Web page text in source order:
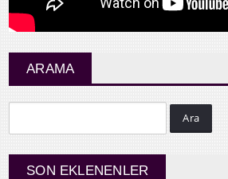
ARAMA
Ara
SON EKLENENLER